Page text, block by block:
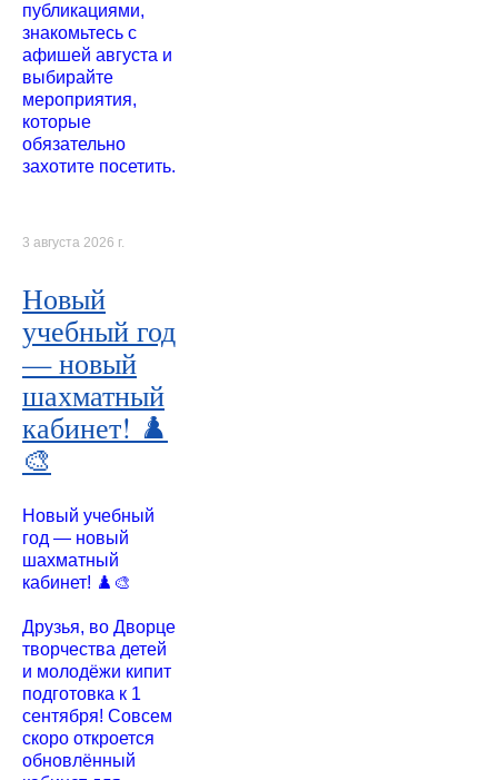
публикациями,
знакомьтесь с
афишей августа и
выбирайте
мероприятия,
которые
обязательно
захотите посетить.
3 августа 2026 г.
Новый
учебный год
— новый
шахматный
кабинет! ♟️
🎨
Новый учебный
год — новый
шахматный
кабинет! ♟️🎨
Друзья, во Дворце
творчества детей
и молодёжи кипит
подготовка к 1
сентября! Совсем
скоро откроется
обновлённый